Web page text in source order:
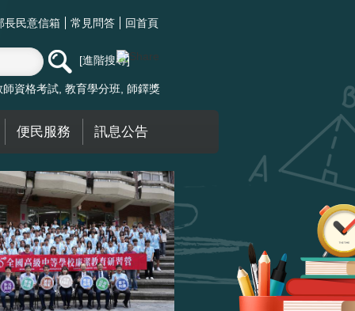
長民意信箱 常見問答 回首頁
進階搜尋
師資格考試 教育學分班 師鐸獎
便民服務 訊息公告